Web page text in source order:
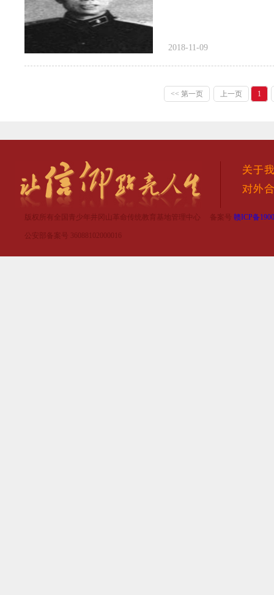
2018-11-09
<< 第一页 上一页 1
版权所有全国青少年井冈山革命传统教育基地管理中心 备案号 赣ICP备
公安部备案号 36088102000016